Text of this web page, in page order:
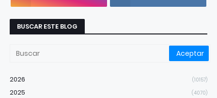
BUSCAR ESTE BLOG
2026 (10157)
2025 (4070)